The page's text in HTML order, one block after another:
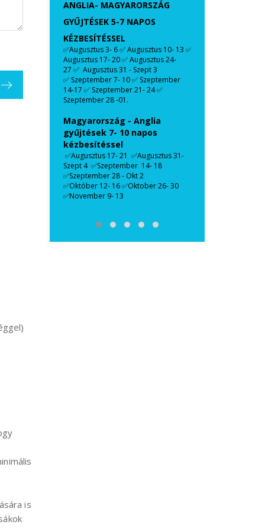
is
ANGLIA- MAGYARORSZÁG
GYŰJTÉSEK 5-7 NAPOS
KÉZBESÍTÉSSEL
✅Augusztus 3- 6 ✅ Augusztus 10- 13 ✅
Augusztus 17- 20 ✅ Augusztus 24-
27 ✅ Augusztus 31 - Szept 3
✅ Szeptember 7- 10 ✅ Szeptember
14-17 ✅ Szeptember 21- 24 ✅
Szeptember 28 -01.
Magyarország - Anglia
gyűjtések 7- 10 napos
kézbesítéssel
✅Augusztus 17- 21 ✅Augusztus 31-
Szept 4 ✅Szeptember 14- 18
✅Szeptember 28 - Okt 2
✅Október 12- 16 ✅Oktober 26- 30
✅November 9- 13